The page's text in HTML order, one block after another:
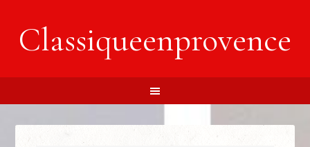
Classiqueenprovence